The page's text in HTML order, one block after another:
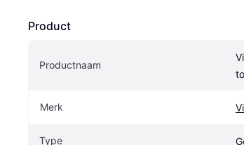
Product
Productnaam
Merk
Type